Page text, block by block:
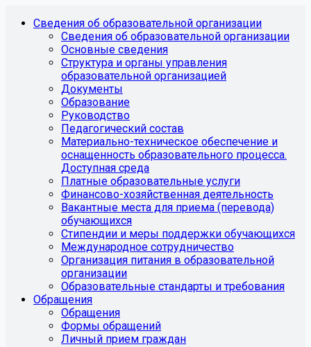
Сведения об образовательной организации
Сведения об образовательной организации
Основные сведения
Структура и органы управления
образовательной организацией
Документы
Образование
Руководство
Педагогический состав
Материально-техническое обеспечение и
оснащенность образовательного процесса.
Доступная среда
Платные образовательные услуги
Финансово-хозяйственная деятельность
Вакантные места для приема (перевода)
обучающихся
Стипендии и меры поддержки обучающихся
Международное сотрудничество
Организация питания в образовательной
организации
Образовательные стандарты и требования
Обращения
Обращения
Формы обращений
Личный прием граждан